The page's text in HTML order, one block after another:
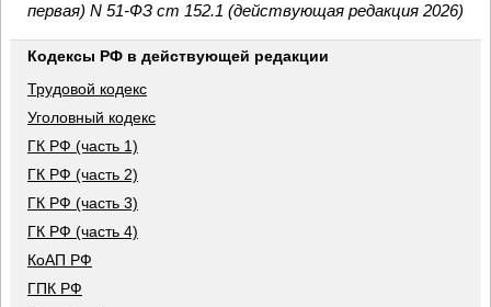
первая) N 51-ФЗ ст 152.1 (действующая редакция 2026)
Кодексы РФ в действующей редакции
Трудовой кодекс
Уголовный кодекс
ГК РФ (часть 1)
ГК РФ (часть 2)
ГК РФ (часть 3)
ГК РФ (часть 4)
КоАП РФ
ГПК РФ